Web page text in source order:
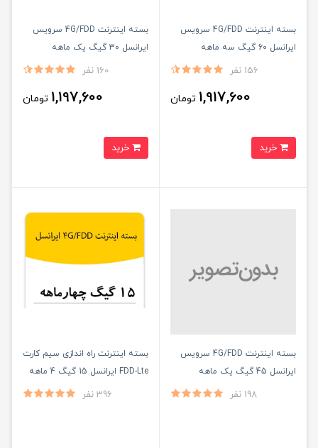
بسته اینترنت 4G/FDD سرویس
ایرانسل 60 گیگ سه ماهه
156 نفر
1,917,600 تومان
بسته اینترنت 4G/FDD سرویس
ایرانسل 30 گیگ یک ماهه
160 نفر
1,197,600 تومان
بسته اینترنت 4G/FDD سرویس
ایرانسل 45 گیگ یک ماهه
198 نفر
بسته اینترنت راه اندازی سیم کارت
FDD-Lte ایرانسل 15 گیگ 4 ماهه
396 نفر